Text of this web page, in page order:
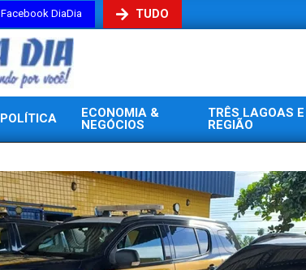
Facebook DiaDia TUDO
POLÍTICA
ECONOMIA &
NEGÓCIOS
TRÊS LAGOAS E
REGIÃO